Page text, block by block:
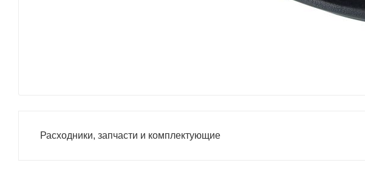
Расходники, запчасти и комплектующие